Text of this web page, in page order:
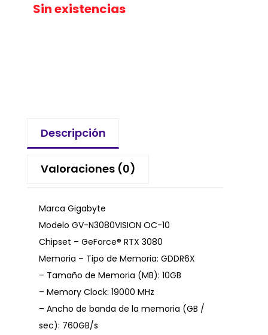
Sin existencias
Descripción
Valoraciones (0)
Marca Gigabyte
Modelo GV-N3080VISION OC-10
Chipset – GeForce® RTX 3080
Memoria – Tipo de Memoria: GDDR6X
– Tamaño de Memoria (MB): 10GB
– Memory Clock: 19000 MHz
– Ancho de banda de la memoria (GB /
sec): 760GB/s